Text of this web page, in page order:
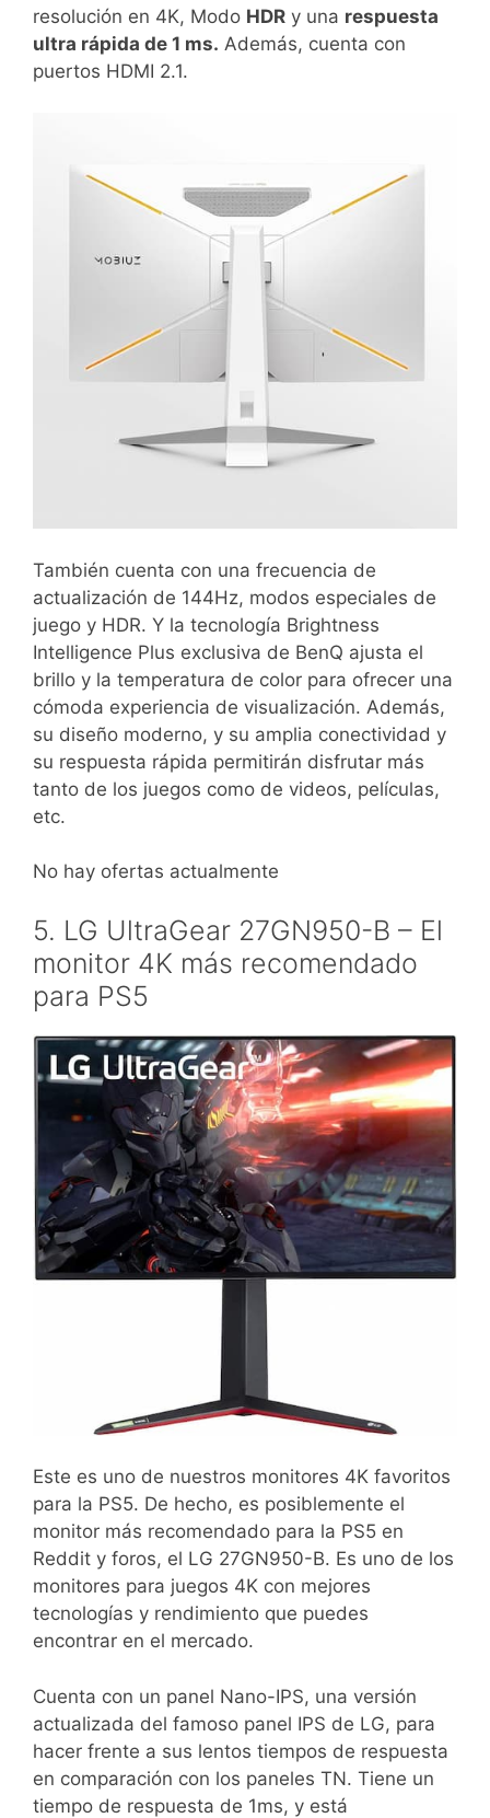
resolución en 4K, Modo HDR y una respuesta
ultra rápida de 1 ms. Además, cuenta con
puertos HDMI 2.1.
También cuenta con una frecuencia de
actualización de 144Hz, modos especiales de
juego y HDR. Y la tecnología Brightness
Intelligence Plus exclusiva de BenQ ajusta el
brillo y la temperatura de color para ofrecer una
cómoda experiencia de visualización. Además,
su diseño moderno, y su amplia conectividad y
su respuesta rápida permitirán disfrutar más
tanto de los juegos como de videos, películas,
etc.
No hay ofertas actualmente
5. LG UltraGear 27GN950-B – El
monitor 4K más recomendado
para PS5
Este es uno de nuestros monitores 4K favoritos
para la PS5. De hecho, es posiblemente el
monitor más recomendado para la PS5 en
Reddit y foros, el LG 27GN950-B. Es uno de los
monitores para juegos 4K con mejores
tecnologías y rendimiento que puedes
encontrar en el mercado.
Cuenta con un panel Nano-IPS, una versión
actualizada del famoso panel IPS de LG, para
hacer frente a sus lentos tiempos de respuesta
en comparación con los paneles TN. Tiene un
tiempo de respuesta de 1ms, y está